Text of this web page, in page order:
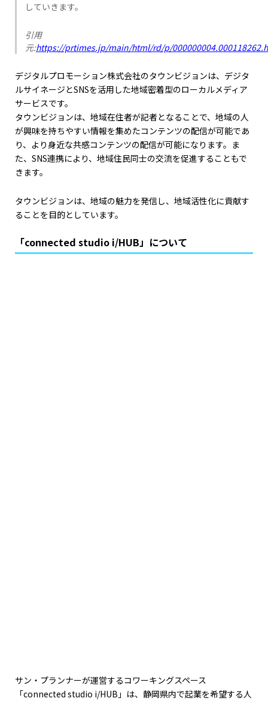
していきます。
引用
元:https://prtimes.jp/main/html/rd/p/
デジタルプロモーション株式会社のタウンビジョンは、デジタ
ルサイネージとSNSを活用した地域密着型のローカルメディア
サービスです。
タウンビジョンは、地域在住者が記者となることで、地域の人
が興味を持ちやすい情報を集めたコンテンツの配信が可能であ
り、より身近な共感コンテンツの配信が可能になります。ま
た、SNS連携により、地域住民同士の交流を促進することもで
きます。
タウンビジョンは、地域の魅力を発信し、地域活性化に貢献す
ることを目的としています。
「connected studio i/HUB」について
サン・プランナーが運営するコワーキングスペース
「connected studio i/HUB」は、静岡県内で起業を希望する人